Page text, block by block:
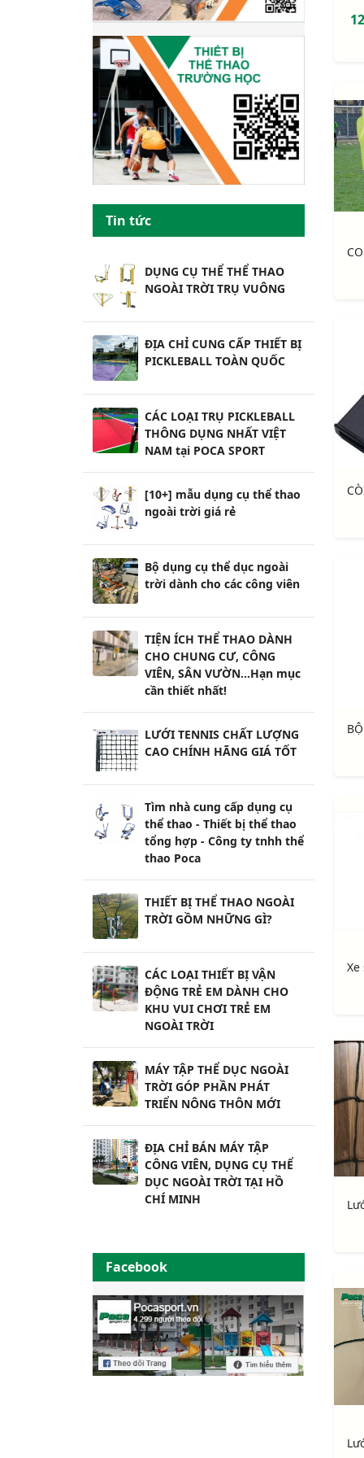
Tin tức
DỤNG CỤ THỂ THỂ THAO
NGOÀI TRỜI TRỤ VUÔNG
ĐỊA CHỈ CUNG CẤP THIẾT BỊ
PICKLEBALL TOÀN QUỐC
CÁC LOẠI TRỤ PICKLEBALL
THÔNG DỤNG NHẤT VIỆT
NAM tại POCA SPORT
[10+] mẫu dụng cụ thể thao
ngoài trời giá rẻ
Bộ dụng cụ thể dục ngoài
trời dành cho các công viên
TIỆN ÍCH THỂ THAO DÀNH
CHO CHUNG CƯ, CÔNG
VIÊN, SÂN VƯỜN...Hạn mục
cần thiết nhất!
LƯỚI TENNIS CHẤT LƯỢNG
CAO CHÍNH HÃNG GIÁ TỐT
Tìm nhà cung cấp dụng cụ
thể thao - Thiết bị thể thao
tổng hợp - Công ty tnhh thể
thao Poca
THIẾT BỊ THỂ THAO NGOÀI
TRỜI GỒM NHỮNG GÌ?
CÁC LOẠI THIẾT BỊ VẬN
ĐỘNG TRẺ EM DÀNH CHO
KHU VUI CHƠI TRẺ EM
NGOÀI TRỜI
MÁY TẬP THỂ DỤC NGOÀI
TRỜI GÓP PHẦN PHÁT
TRIỂN NÔNG THÔN MỚI
ĐỊA CHỈ BÁN MÁY TẬP
CÔNG VIÊN, DỤNG CỤ THỂ
DỤC NGOÀI TRỜI TẠI HỒ
CHÍ MINH
Facebook